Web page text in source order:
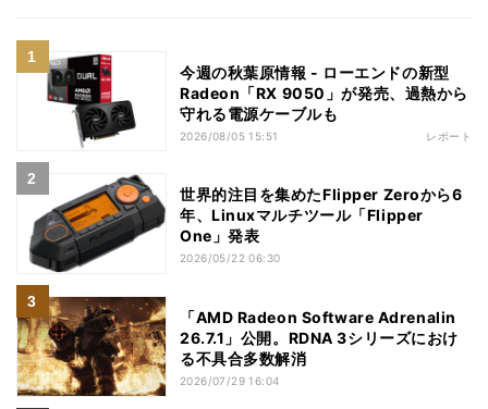
今週の秋葉原情報 - ローエンドの新型
Radeon「RX 9050」が発売、過熱から
守れる電源ケーブルも
2026/08/05 15:51 レポート
世界的注目を集めたFlipper Zeroから6
年、Linuxマルチツール「Flipper
One」発表
2026/05/22 06:30
「AMD Radeon Software Adrenalin
26.7.1」公開。RDNA 3シリーズにおけ
る不具合多数解消
2026/07/29 16:04